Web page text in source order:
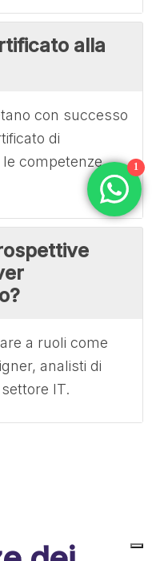
alla
con successo
di
competenze
a ruoli come
analisti di
IT.
1